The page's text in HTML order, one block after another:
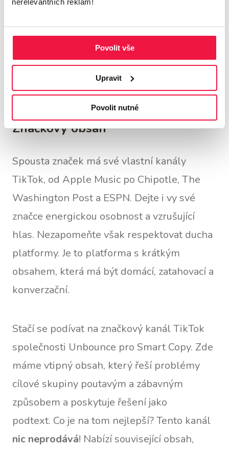
nerelevantních reklam!
Povolit vše
Upravit
Povolit nutné
nebo spotřebitelskou vazbou na to, co
děláte. V takovém případě to naruší spojení
s důvěrou mezi jejich následovníky a vaší
značkou.
Značkový obsah
Spousta značek má své vlastní kanály
TikTok, od Apple Music po Chipotle, The
Washington Post a ESPN. Dejte i vy své
značce energickou osobnost a vzrušující
hlas. Nezapomeňte však respektovat ducha
platformy. Je to platforma s krátkým
obsahem, která má být domácí, zatahovací a
konverzační.
Stačí se podívat na značkový kanál TikTok
společnosti Unbounce pro Smart Copy. Zde
máme vtipný obsah, který řeší problémy
cílové skupiny poutavým a zábavným
způsobem a poskytuje řešení jako
podtext. Co je na tom nejlepší? Tento kanál
nic neprodává! Nabízí související obsah,